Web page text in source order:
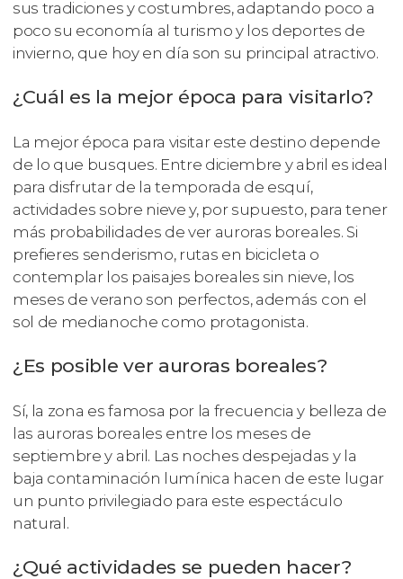
sus tradiciones y costumbres, adaptando poco a
poco su economía al turismo y los deportes de
invierno, que hoy en día son su principal atractivo.
¿Cuál es la mejor época para visitarlo?
La mejor época para visitar este destino depende
de lo que busques. Entre diciembre y abril es ideal
para disfrutar de la temporada de esquí,
actividades sobre nieve y, por supuesto, para tener
más probabilidades de ver auroras boreales. Si
prefieres senderismo, rutas en bicicleta o
contemplar los paisajes boreales sin nieve, los
meses de verano son perfectos, además con el
sol de medianoche como protagonista.
¿Es posible ver auroras boreales?
Sí, la zona es famosa por la frecuencia y belleza de
las auroras boreales entre los meses de
septiembre y abril. Las noches despejadas y la
baja contaminación lumínica hacen de este lugar
un punto privilegiado para este espectáculo
natural.
¿Qué actividades se pueden hacer?